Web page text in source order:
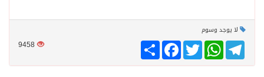
لا يوجد وسوم
9458 انشر
FacebookTwitter
WhatsAppTelegram